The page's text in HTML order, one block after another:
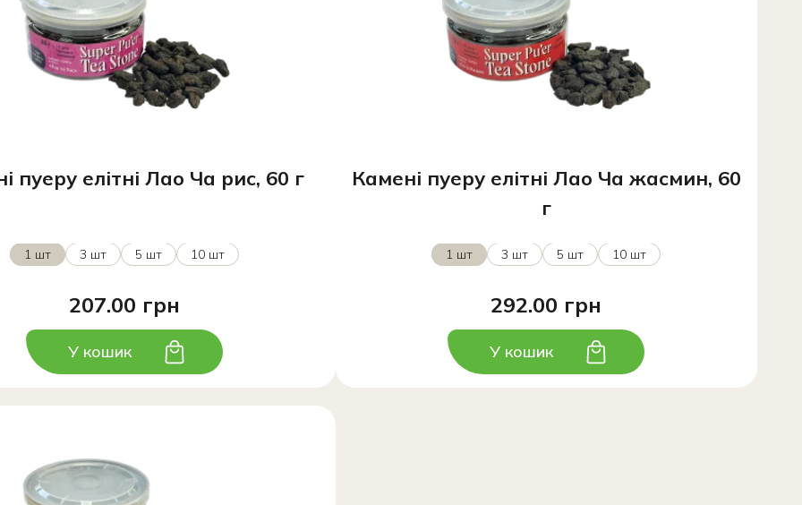
пуеру елітні Лао Ча рис, 60 г
1 шт 3 шт 5 шт 10 шт
207.00 грн
У кошик
Камені пуеру елітні Лао Ча жасмин, 60
г
1 шт 3 шт 5 шт 10 шт
292.00 грн
У кошик